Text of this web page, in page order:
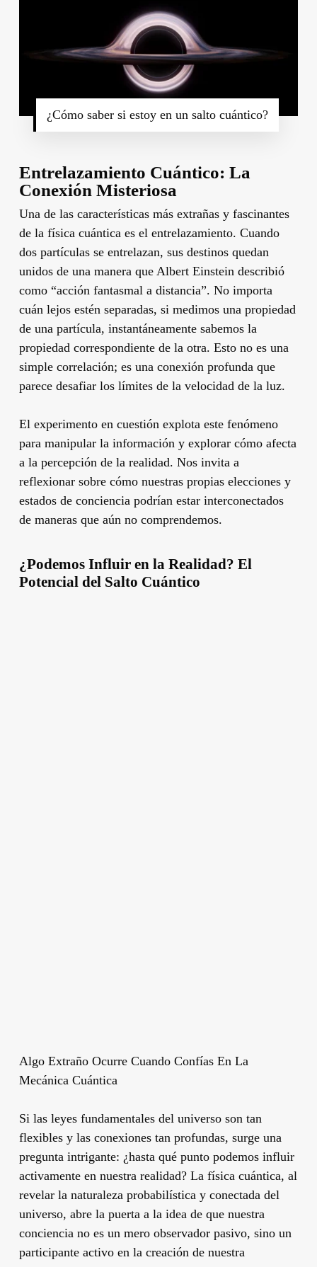
¿Cómo saber si estoy en un salto cuántico?
Entrelazamiento Cuántico: La
Conexión Misteriosa
Una de las características más extrañas y fascinantes
de la física cuántica es el entrelazamiento. Cuando
dos partículas se entrelazan, sus destinos quedan
unidos de una manera que Albert Einstein describió
como “acción fantasmal a distancia”. No importa
cuán lejos estén separadas, si medimos una propiedad
de una partícula, instantáneamente sabemos la
propiedad correspondiente de la otra. Esto no es una
simple correlación; es una conexión profunda que
parece desafiar los límites de la velocidad de la luz.
El experimento en cuestión explota este fenómeno
para manipular la información y explorar cómo afecta
a la percepción de la realidad. Nos invita a
reflexionar sobre cómo nuestras propias elecciones y
estados de conciencia podrían estar interconectados
de maneras que aún no comprendemos.
¿Podemos Influir en la Realidad? El
Potencial del Salto Cuántico
Algo Extraño Ocurre Cuando Confías En La
Mecánica Cuántica
Si las leyes fundamentales del universo son tan
flexibles y las conexiones tan profundas, surge una
pregunta intrigante: ¿hasta qué punto podemos influir
activamente en nuestra realidad? La física cuántica, al
revelar la naturaleza probabilística y conectada del
universo, abre la puerta a la idea de que nuestra
conciencia no es un mero observador pasivo, sino un
participante activo en la creación de nuestra